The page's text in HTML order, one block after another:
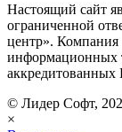
Настоящий сайт
ограниченной
центр». Компания
информационных
© Лидер Софт,
×